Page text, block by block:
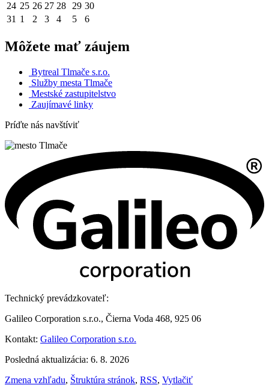
24 25 26 27 28 29 30
31 1 2 3 4 5 6
Môžete mať záujem
Bytreal Tlmače s.r.o.
Služby mesta Tlmače
Mestské zastupitelstvo
Zaujímavé linky
Príďte nás navštíviť
Technický prevádzkovateľ:
Galileo Corporation s.r.o., Čierna Voda 468, 925 06
Kontakt: Galileo Corporation s.r.o.
Posledná aktualizácia: 6. 8. 2026
Zmena vzhľadu, Štruktúra stránok, RSS, Vytlačiť